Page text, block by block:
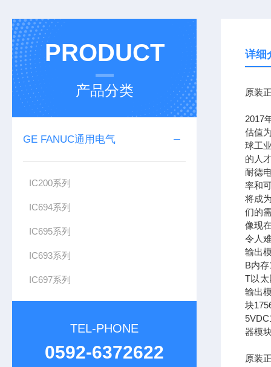
PRODUCT
产品分类
GE FANUC通用电气
IC200系列
IC694系列
IC695系列
IC693系列
IC697系列
TEL-PHONE
0592-6372622
详细
原装
2017
估值
球工
的人
耐德
率和
将成
们的
像现
令人
输出
B内
T以太
输出
块
器模
原装